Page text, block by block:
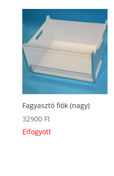
Fagyasztó fiók (nagy)
32900 Ft
Elfogyott